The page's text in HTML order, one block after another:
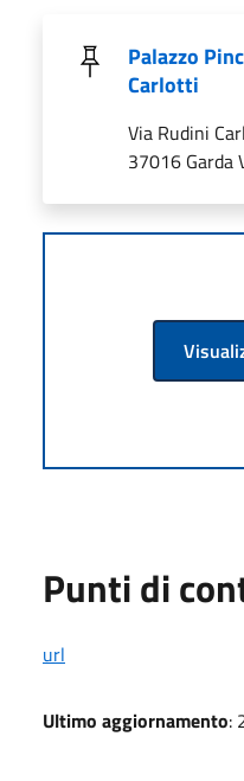
Palazzo
Carlotti
Via Rudini
37016 Garda
Punti di
url
Ultimo aggiornamento: